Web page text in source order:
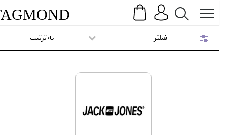
Search
TAGMOND
به ترتیب فیلتر